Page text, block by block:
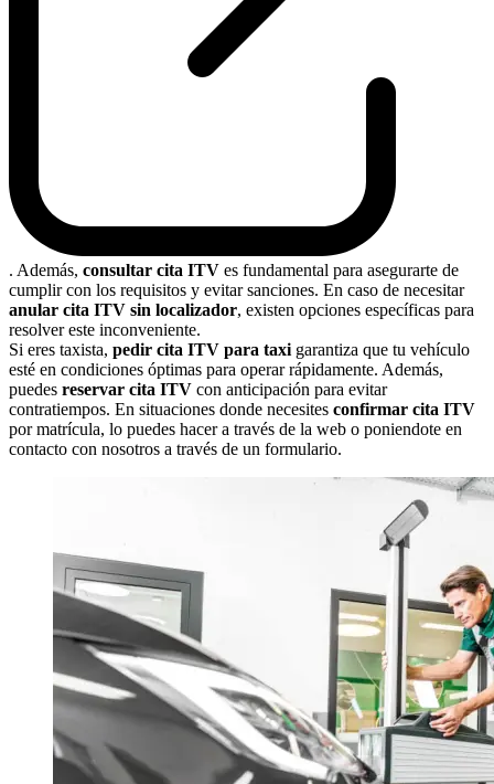
. Además, consultar cita ITV es fundamental para asegurarte de
cumplir con los requisitos y evitar sanciones. En caso de necesitar
anular cita ITV sin localizador, existen opciones específicas para
resolver este inconveniente.
Si eres taxista, pedir cita ITV para taxi garantiza que tu vehículo
esté en condiciones óptimas para operar rápidamente. Además,
puedes reservar cita ITV con anticipación para evitar
contratiempos. En situaciones donde necesites confirmar cita ITV
por matrícula, lo puedes hacer a través de la web o poniendote en
contacto con nosotros a través de un formulario.